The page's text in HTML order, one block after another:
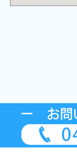
Copyright (c) 2020